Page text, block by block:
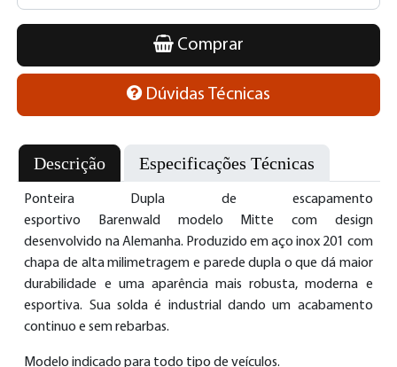
Comprar
Dúvidas Técnicas
Descrição Especificações Técnicas
Ponteira Dupla de escapamento
esportivo Barenwald modelo Mitte com design
desenvolvido na Alemanha. Produzido em aço inox 201 com
chapa de alta milimetragem e parede dupla o que dá maior
durabilidade e uma aparência mais robusta, moderna e
esportiva. Sua solda é industrial dando um acabamento
continuo e sem rebarbas.
Modelo indicado para todo tipo de veículos.